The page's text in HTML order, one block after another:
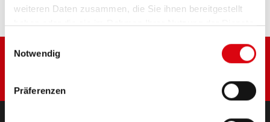
weiteren Daten zusammen, die Sie ihnen bereitgestellt
haben oder die sie im Rahmen Ihrer Nutzung der Dienste
Notwendig
Präferenzen